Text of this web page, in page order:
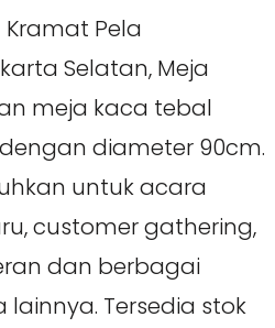
Pela
Selatan, Meja
meja kaca tebal
diameter 90cm.
untuk acara
customer gathering,
dan berbagai
Tersedia stok